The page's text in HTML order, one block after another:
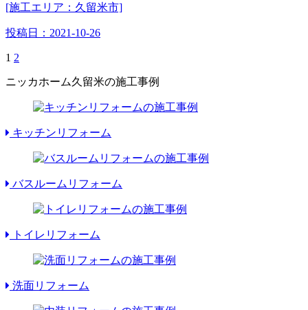
[施工エリア：久留米市]
投稿日： 2021-10-26
1 2
ニッカホーム久留米の施工事例
キッチンリフォーム
バスルームリフォーム
トイレリフォーム
洗面リフォーム